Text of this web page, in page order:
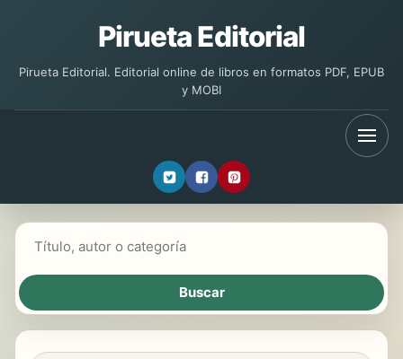
Pirueta Editorial
Pirueta Editorial. Editorial online de libros en formatos PDF, EPUB
y MOBI